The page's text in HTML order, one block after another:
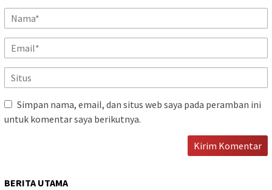
Simpan nama, email, dan situs web saya pada peramban ini
untuk komentar saya berikutnya.
BERITA UTAMA